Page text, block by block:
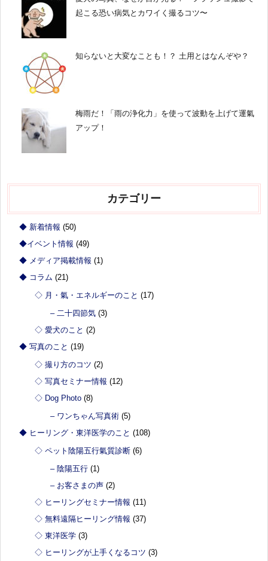
起こる恐い病気とカワイく撮るコツ〜
知らないと大変なことも！？ 土用とはなんぞや？
梅雨だ！「雨の浄化力」を使って波動を上げて運氣
アップ！
カテゴリー
◆ 新着情報 (50)
◆イベント情報 (49)
◆ メディア掲載情報 (1)
◆ コラム (21)
◇ 月・氣・エネルギーのこと (17)
– 二十四節気 (3)
◇ 愛犬のこと (2)
◆ 写真のこと (19)
◇ 撮り方のコツ (2)
◇ 写真セミナー情報 (12)
◇ Dog Photo (8)
– ワンちゃん写真術 (5)
◆ ヒーリング・東洋医学のこと (108)
◇ ペット陰陽五行氣質診断 (6)
– 陰陽五行 (1)
– お客さまの声 (2)
◇ ヒーリングセミナー情報 (11)
◇ 無料遠隔ヒーリング情報 (37)
◇ 東洋医学 (3)
◇ ヒーリングが上手くなるコツ (3)